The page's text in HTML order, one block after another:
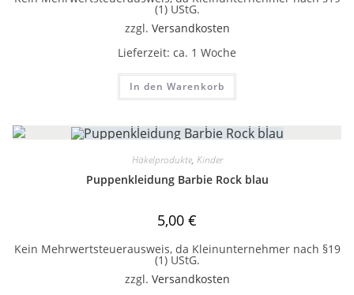
(1) UStG.
zzgl. Versandkosten
Lieferzeit: ca. 1 Woche
In den Warenkorb
Häkelprodukte, Kinder
Puppenkleidung Barbie Rock blau
5,00 €
Kein Mehrwertsteuerausweis, da Kleinunternehmer nach §19
(1) UStG.
zzgl. Versandkosten